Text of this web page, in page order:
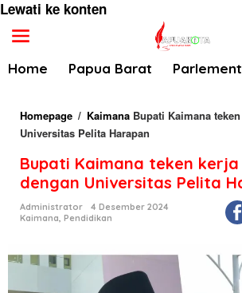
Lewati ke konten
Home Papua Barat
Homepage / Kaimana Bupati Kaimana
Universitas Pelita Harapan
Bupati Kaimana teken kerja
dengan Universitas Pelita
Administrator
4 Desember 2024
Kaimana, Pendidikan